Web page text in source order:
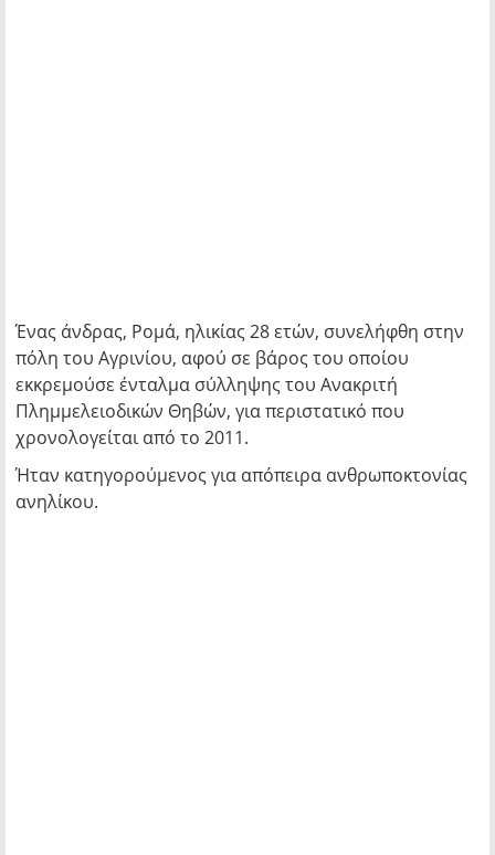
Ένας άνδρας, Ρομά, ηλικίας 28 ετών, συνελήφθη στην
πόλη του Αγρινίου, αφού σε βάρος του οποίου
εκκρεμούσε ένταλμα σύλληψης του Ανακριτή
Πλημμελειοδικών Θηβών, για περιστατικό που
χρονολογείται από το 2011.
Ήταν κατηγορούμενος για απόπειρα ανθρωποκτονίας
ανηλίκου.